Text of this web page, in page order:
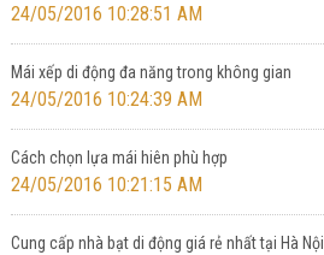
24/05/2016 10:28:51 AM
Mái xếp di động đa năng trong không gian
24/05/2016 10:24:39 AM
Cách chọn lựa mái hiên phù hợp
24/05/2016 10:21:15 AM
Cung cấp nhà bạt di động giá rẻ nhất tại Hà Nội